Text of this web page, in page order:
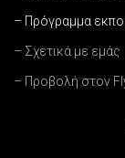
– Πρόγραμμα
– Σχετικά με εμάς
– Προβολή στον